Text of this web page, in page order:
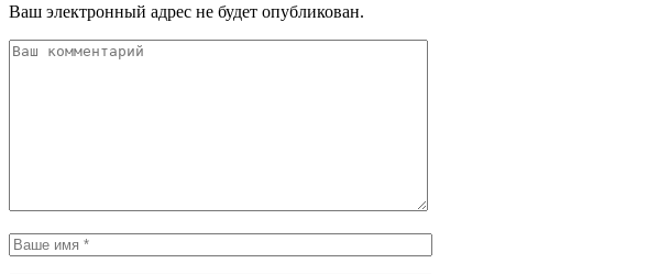
Ваш электронный адрес не будет опубликован.